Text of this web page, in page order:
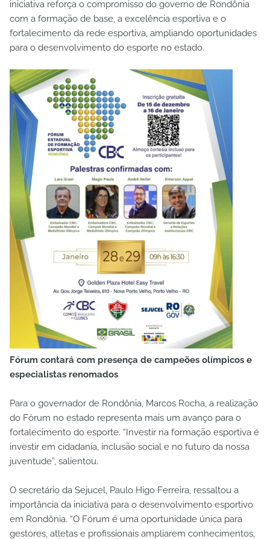
iniciativa reforça o compromisso do governo de Rondônia
com a formação de base, a excelência esportiva e o
fortalecimento da rede esportiva, ampliando oportunidades
para o desenvolvimento do esporte no estado.
Fórum contará com presença de campeões olímpicos e
especialistas renomados
Para o governador de Rondônia, Marcos Rocha, a realização
do Fórum no estado representa mais um avanço para o
fortalecimento do esporte. “Investir na formação esportiva é
investir em cidadania, inclusão social e no futuro da nossa
juventude”, salientou.
O secretário da Sejucel, Paulo Higo Ferreira, ressaltou a
importância da iniciativa para o desenvolvimento esportivo
em Rondônia. “O Fórum é uma oportunidade única para
gestores, atletas e profissionais ampliarem conhecimentos,